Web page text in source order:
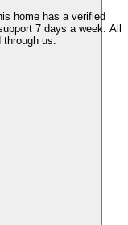
home has a verified
7 days a week. All
through us.